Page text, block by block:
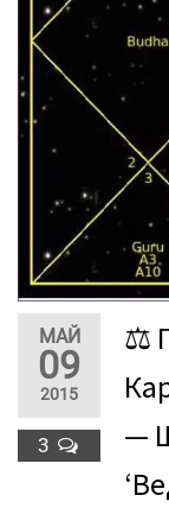
МАЙ
09
2015
3
⚖
—